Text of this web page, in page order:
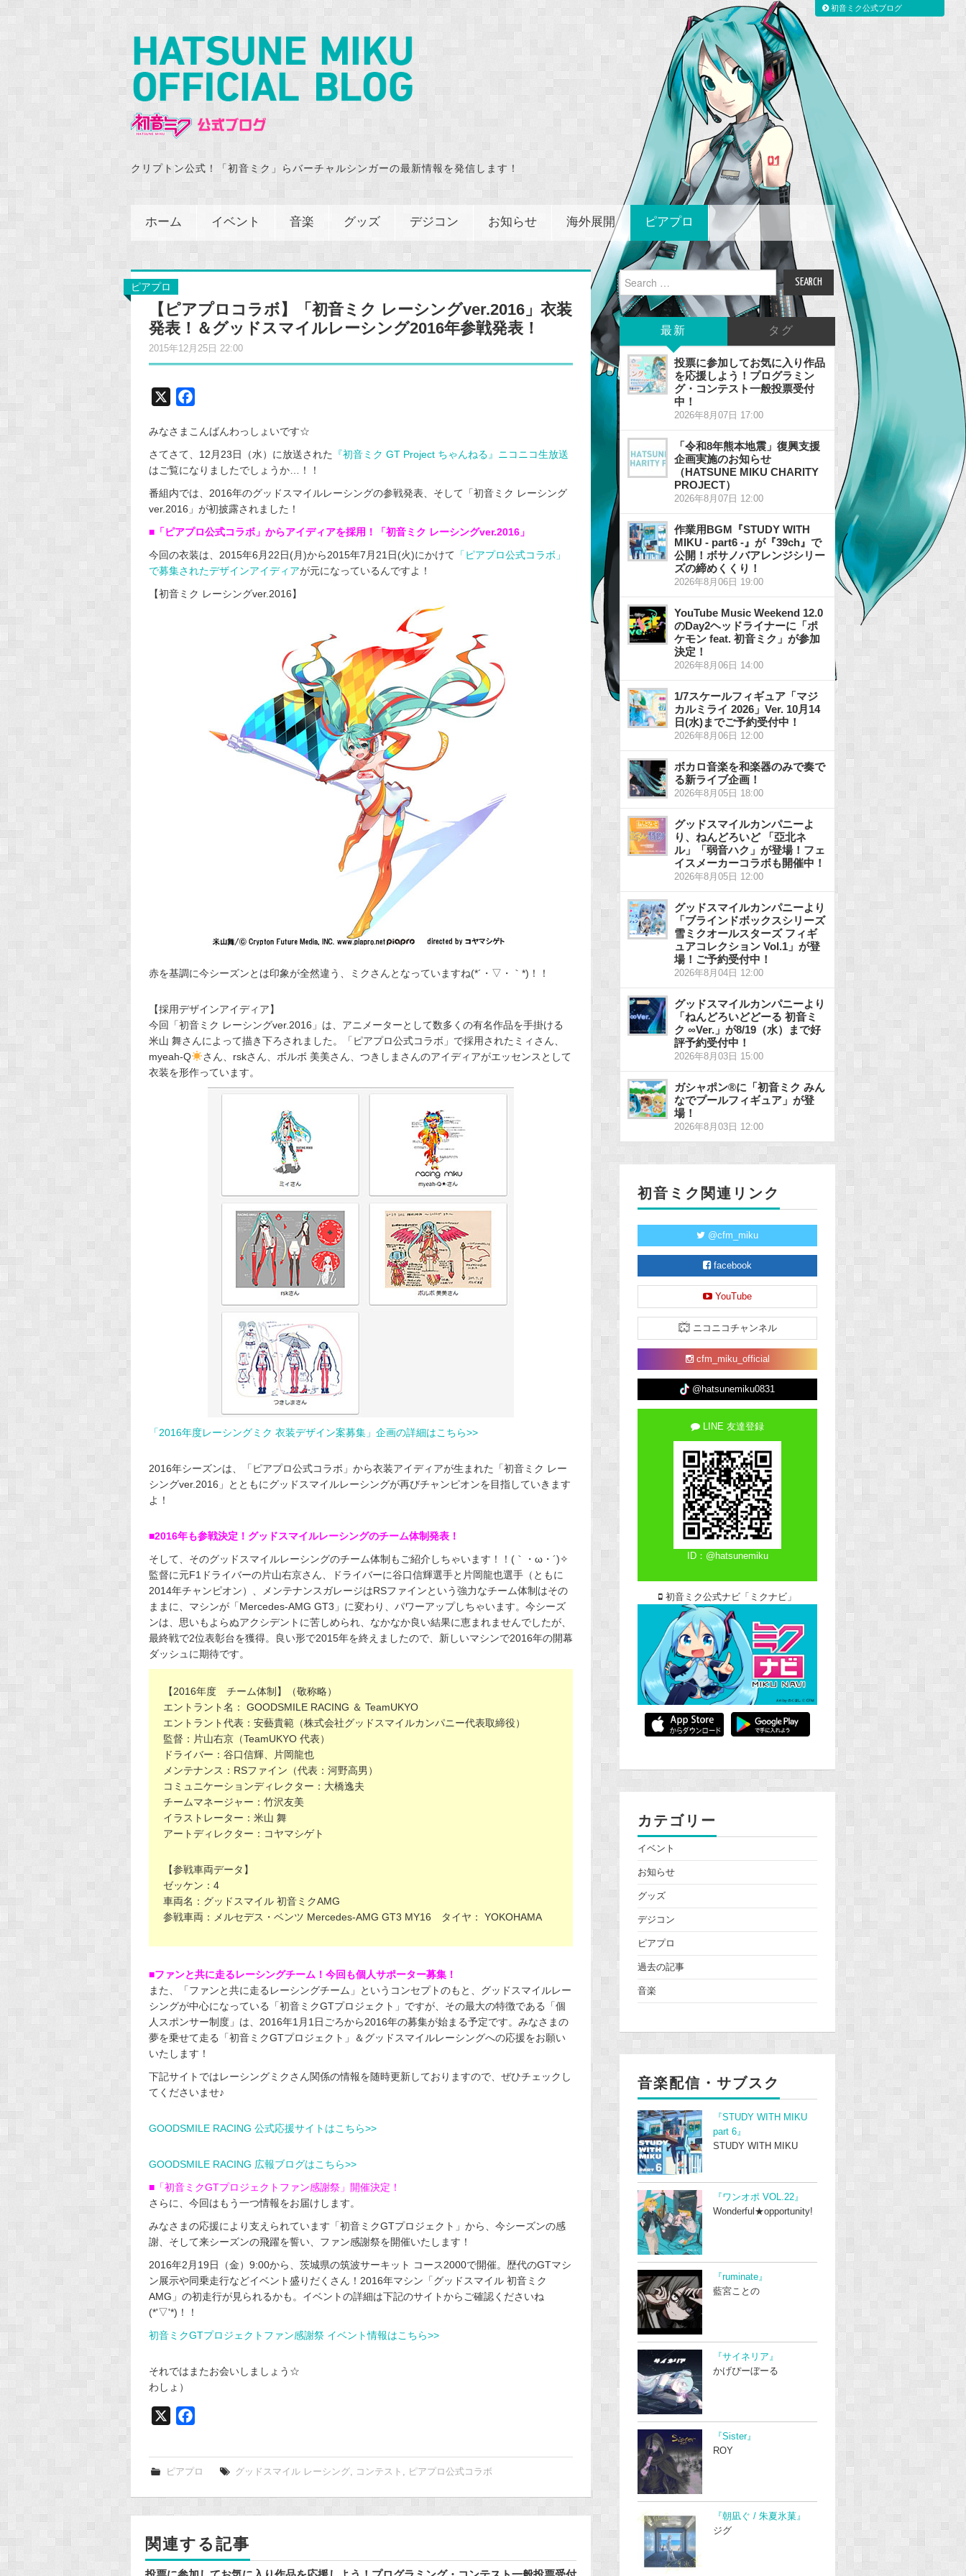
クリプトン公式！「初音ミク」らバーチャルシンガーの最新情報を発信します！
ホーム イベント 音楽 グッズ デジコン お知らせ 海外展開 ピアプロ
ピアプロ
【ピアプロコラボ】「初音ミク レーシングver.2016」衣装
発表！＆グッドスマイルレーシング2016年参戦発表！
2015年12月25日 22:00
c
e
b
o
o
k
みなさまこんばんわっしょいです☆
さてさて、12月23日（水）に放送された
『初音ミク GT Project ちゃんねる』ニコニコ生放送
はご覧になりましたでしょうか…！！
番組内では、2016年のグッドスマイルレーシングの参戦発表、そして「初音ミク レーシング
ver.2016」が初披露されました！
■「ピアプロ公式コラボ」からアイディアを採用！「初音ミク レーシングver.2016」
今回の衣装は、2015年6月22日(月)から2015年7月21日(火)にかけて 「ピアプロ公式コラボ」
で募集されたデザインアイディアが元になっているんですよ！
【初音ミク レーシングver.2016】
赤を基調に今シーズンとは印象が全然違う、ミクさんとなっていますね(*´・▽・｀*)！！
【採用デザインアイディア】
今回「初音ミク レーシングver.2016」は、アニメーターとして数多くの有名作品を手掛ける
米山 舞さんによって描き下ろされました。「ピアプロ公式コラボ」で採用されたミィさん、
myeah-Q
さん、rskさん、ボルボ 美美さん、つきしまさんのアイディアがエッセンスとして
衣装を形作っています。
「2016年度レーシングミク 衣装デザイン案募集」企画の詳細はこちら>>
2016年シーズンは、「ピアプロ公式コラボ」から衣装アイディアが生まれた「初音ミク レー
シングver.2016」とともにグッドスマイルレーシングが再びチャンピオンを目指していきます
よ！
■2016年も参戦決定！グッドスマイルレーシングのチーム体制発表！
そして、そのグッドスマイルレーシングのチーム体制もご紹介しちゃいます！！(｀・ω・´)✧
監督に元F1ドライバーの片山右京さん、ドライバーに谷口信輝選手と片岡龍也選手（ともに
2014年チャンピオン）、メンテナンスガレージはRSファインという強力なチーム体制はその
ままに、マシンが「Mercedes-AMG GT3」に変わり、パワーアップしちゃいます。今シーズ
ンは、思いもよらぬアクシデントに苦しめられ、なかなか良い結果に恵まれませんでしたが、
最終戦で2位表彰台を獲得。良い形で2015年を終えましたので、新しいマシンで2016年の開幕
ダッシュに期待です。
【2016年度 チーム体制】（敬称略）
エントラント名： GOODSMILE RACING ＆ TeamUKYO
エントラント代表：安藝貴範（株式会社グッドスマイルカンパニー代表取締役）
監督：片山右京（TeamUKYO 代表）
ドライバー：谷口信輝、片岡龍也
メンテナンス：RSファイン（代表：河野高男）
コミュニケーションディレクター：大橋逸夫
チームマネージャー：竹沢友美
イラストレーター：米山 舞
アートディレクター：コヤマシゲト
【参戦車両データ】
ゼッケン：4
車両名：グッドスマイル 初音ミクAMG
参戦車両：メルセデス・ベンツ Mercedes-AMG GT3 MY16 タイヤ： YOKOHAMA
■ファンと共に走るレーシングチーム！今回も個人サポーター募集！
また、「ファンと共に走るレーシングチーム」というコンセプトのもと、グッドスマイルレー
シングが中心になっている「初音ミクGTプロジェクト」ですが、その最大の特徴である「個
人スポンサー制度」は、2016年1月1日ごろから2016年の募集が始まる予定です。みなさまの
夢を乗せて走る「初音ミクGTプロジェクト」＆グッドスマイルレーシングへの応援をお願い
いたします！
下記サイトではレーシングミクさん関係の情報を随時更新しておりますので、ぜひチェックし
てくださいませ♪
GOODSMILE RACING 公式応援サイトはこちら>>
GOODSMILE RACING 広報ブログはこちら>>
■「初音ミクGTプロジェクトファン感謝祭」開催決定！
さらに、今回はもう一つ情報をお届けします。
みなさまの応援により支えられています「初音ミクGTプロジェクト」から、今シーズンの感
謝、そして来シーズンの飛躍を誓い、ファン感謝祭を開催いたします！
2016年2月19日（金）9:00から、茨城県の筑波サーキット コース2000で開催。歴代のGTマシ
ン展示や同乗走行などイベント盛りだくさん！2016年マシン「グッドスマイル 初音ミク
AMG」の初走行が見られるかも。イベントの詳細は下記のサイトからご確認くださいね
(*'▽'*)！！
初音ミクGTプロジェクトファン感謝祭 イベント情報はこちら>>
それではまたお会いしましょう☆
わしょ）
e
k
ピアプロ グッドスマイル レーシング コンテスト ピアプロ公式コラボ
関連する記事
Search
for:
最新 タグ
投票に参加してお気に入り作品
を応援しよう！プログラミン
グ・コンテスト一般投票受付
中！
2026年8月07日 17:00
「令和8年熊本地震」復興支援
企画実施のお知らせ
（HATSUNE MIKU CHARITY
PROJECT）
2026年8月07日 12:00
作業用BGM『STUDY WITH
MIKU - part6 -』が『39ch』で
公開！ボサノバアレンジシリー
ズの締めくくり！
2026年8月06日 19:00
YouTube Music Weekend 12.0
のDay2ヘッドライナーに「ポ
ケモン feat. 初音ミク」が参加
決定！
2026年8月06日 14:00
1/7スケールフィギュア「マジ
カルミライ 2026」Ver. 10月14
日(水)までご予約受付中！
2026年8月06日 12:00
ボカロ音楽を和楽器のみで奏で
る新ライブ企画！
2026年8月05日 18:00
グッドスマイルカンパニーよ
り、ねんどろいど 「亞北ネ
ル」「弱音ハク」が登場！フェ
イスメーカーコラボも開催中！
2026年8月05日 12:00
グッドスマイルカンパニーより
「ブラインドボックスシリーズ
雪ミクオールスターズ フィギ
ュアコレクション Vol.1」が登
場！ご予約受付中！
2026年8月04日 12:00
グッドスマイルカンパニーより
「ねんどろいどどーる 初音ミ
ク ∞Ver.」が8/19（水）まで好
評予約受付中！
2026年8月03日 15:00
ガシャポン®に「初音ミク みん
なでプールフィギュア」が登
場！
2026年8月03日 12:00
初音ミク関連リンク
@cfm_miku
facebook
YouTube
ニコニコチャンネル
cfm_miku_official
@hatsunemiku0831
LINE 友達登録
ID：@hatsunemiku
初音ミク公式ナビ「ミクナビ」
カテゴリー
イベント
お知らせ
グッズ
デジコン
ピアプロ
過去の記事
音楽
音楽配信・サブスク
『STUDY WITH MIKU
part 6』
STUDY WITH MIKU
『ワンオポ VOL.22』
Wonderful★opportunity!
『ruminate』
藍宮ことの
『サイネリア』
かげぴーぼーる
『Sister』
ROY
『朝凪ぐ / 朱夏氷菓』
ジグ
初音ミク公式ブログ